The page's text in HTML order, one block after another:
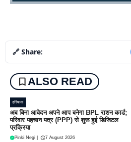
🔗 Share:
ALSO READ
हरियाणा
अब बिना आवेदन अपने आप बनेगा BPL राशन कार्ड;
परिवार पहचान पत्र (PPP) से शुरू हुई डिजिटल
प्रक्रिया
Pinki Negi 7 August 2026